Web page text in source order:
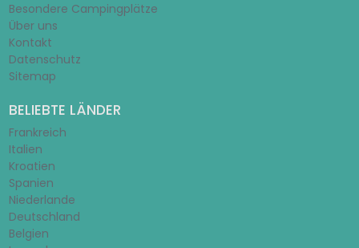
Besondere Campingplätze
Über uns
Kontakt
Datenschutz
Sitemap
BELIEBTE LÄNDER
Frankreich
Italien
Kroatien
Spanien
Niederlande
Deutschland
Belgien